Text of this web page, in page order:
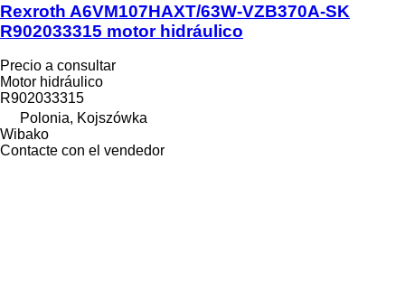
Rexroth A6VM107HAXT/63W-VZB370A-SK
R902033315 motor hidráulico
Precio a consultar
Motor hidráulico
R902033315
Polonia, Kojszówka
Wibako
Contacte con el vendedor